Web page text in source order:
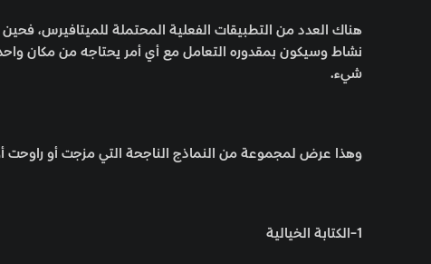
هناك العدد من التطبيقات الفعلية المحتملة للميتافيرس،
نشاط وسيكون بمقدوره التعامل مع أي أمر يحتاجه من مكان
شيء.
وهذا عرض لمجموعة من النماذج الناجحة التي مزجت أو راوحت
1-الكتابة الخيالية